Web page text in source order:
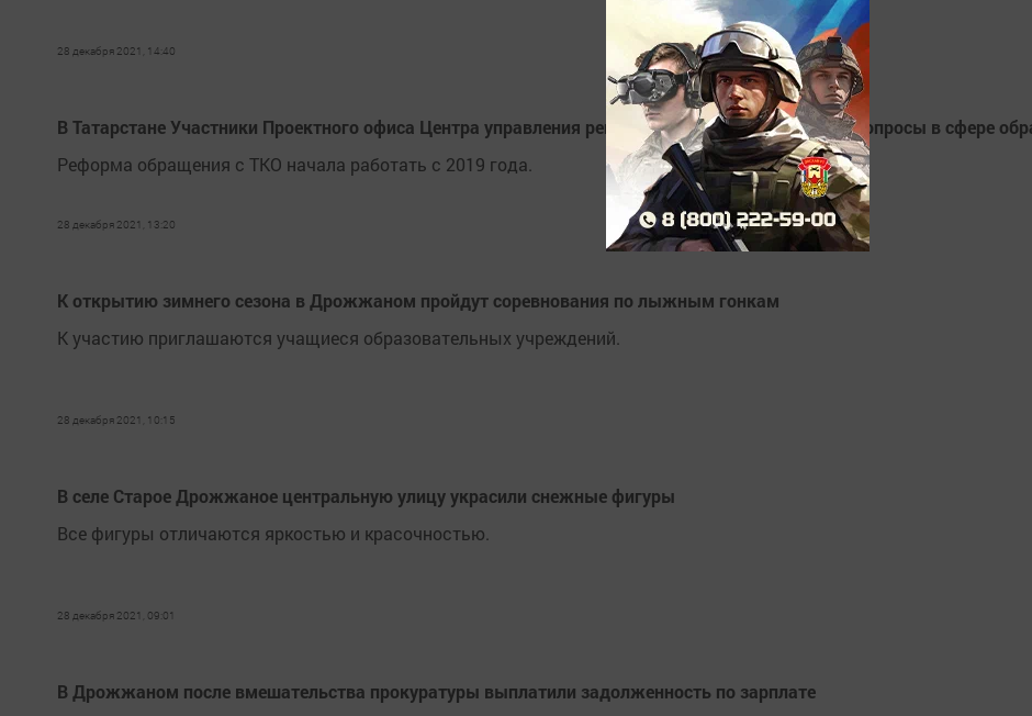
28 декабря 2021, 14:40
В Татарстане Участники Проектного офиса Центра управления регионом обсудили актуальные вопросы в сфере
Реформа обращения с ТКО начала работать с 2019 года.
28 декабря 2021, 13:20
К открытию зимнего сезона в Дрожжаном пройдут соревнования по лыжным гонкам
К участию приглашаются учащиеся образовательных учреждений.
28 декабря 2021, 10:15
В селе Старое Дрожжаное центральную улицу украсили снежные фигуры
Все фигуры отличаются яркостью и красочностью.
28 декабря 2021, 09:01
В Дрожжаном после вмешательства прокуратуры выплатили задолженность по зарплате